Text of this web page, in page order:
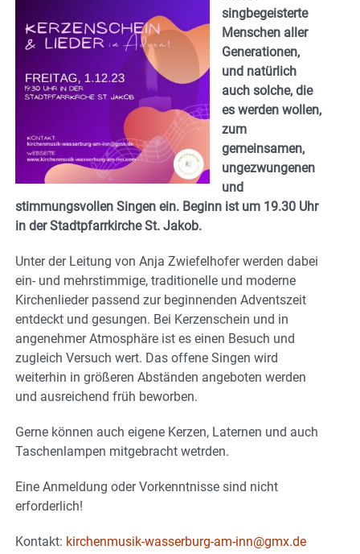
singbegeisterte
Menschen aller
Generationen,
und natürlich
auch solche, die
es werden wollen,
zum
gemeinsamen,
ungezwungenen
und
stimmungsvollen Singen ein. Beginn ist um 19.30 Uhr
in der Stadtpfarrkirche St. Jakob.
Unter der Leitung von Anja Zwiefelhofer werden dabei
ein- und mehrstimmige, traditionelle und moderne
Kirchenlieder passend zur beginnenden Adventszeit
entdeckt und gesungen. Bei Kerzenschein und in
angenehmer Atmosphäre ist es einen Besuch und
zugleich Versuch wert. Das offene Singen wird
weiterhin in größeren Abständen angeboten werden
und ausreichend früh beworben.
Gerne können auch eigene Kerzen, Laternen und auch
Taschenlampen mitgebracht wetrden.
Eine Anmeldung oder Vorkenntnisse sind nicht
erforderlich!
Kontakt: kirchenmusik-wasserburg-am-inn@gmx.de